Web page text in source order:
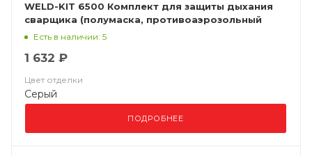
WELD-KIT 6500 Комплект для защиты дыхания
сварщика (полумаска, противоаэрозольный
фильтр P3R)
Есть в наличии: 5
1 632 ₽
Цвет отделки
Серый
ПОДРОБНЕЕ